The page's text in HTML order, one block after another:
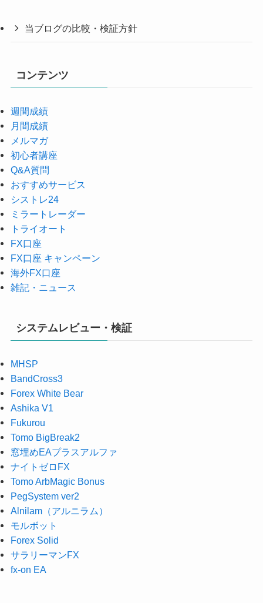
当ブログの比較・検証方針
コンテンツ
週間成績
月間成績
メルマガ
初心者講座
Q&A質問
おすすめサービス
シストレ24
ミラートレーダー
トライオート
FX口座
FX口座 キャンペーン
海外FX口座
雑記・ニュース
システムレビュー・検証
MHSP
BandCross3
Forex White Bear
Ashika V1
Fukurou
Tomo BigBreak2
窓埋めEAプラスアルファ
ナイトゼロFX
Tomo ArbMagic Bonus
PegSystem ver2
Alnilam（アルニラム）
モルボット
Forex Solid
サラリーマンFX
fx-on EA